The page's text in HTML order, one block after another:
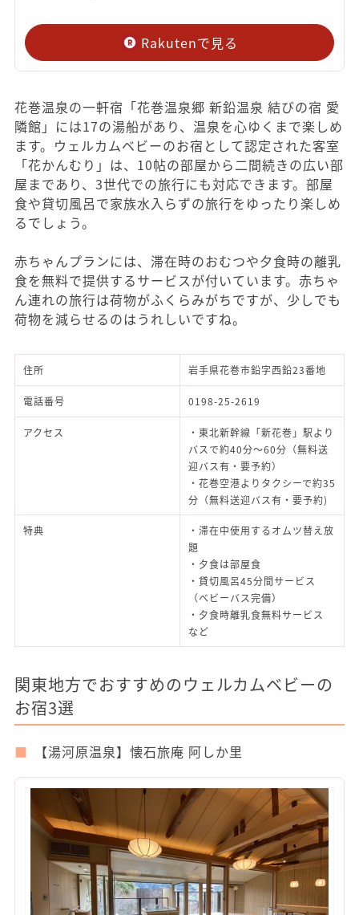
Rakutenで見る
花巻温泉の一軒宿「花巻温泉郷 新鉛温泉 結びの宿 愛
隣館」には17の湯船があり、温泉を心ゆくまで楽しめ
ます。ウェルカムベビーのお宿として認定された客室
「花かんむり」は、10帖の部屋から二間続きの広い部
屋まであり、3世代での旅行にも対応できます。部屋
食や貸切風呂で家族水入らずの旅行をゆったり楽しめ
るでしょう。
赤ちゃんプランには、滞在時のおむつや夕食時の離乳
食を無料で提供するサービスが付いています。赤ちゃ
ん連れの旅行は荷物がふくらみがちですが、少しでも
荷物を減らせるのはうれしいですね。
住所 岩手県花巻市鉛字西鉛23番地
電話番号 0198-25-2619
アクセス
・東北新幹線「新花巻」駅より
バスで約40分～60分（無料送
迎バス有・要予約）
・花巻空港よりタクシーで約35
分（無料送迎バス有・要予約)
特典
・滞在中使用するオムツ替え放
題
・夕食は部屋食
・貸切風呂45分間サービス
（ベビーバス完備）
・夕食時離乳食無料サービス
など
関東地方でおすすめのウェルカムベビーの
お宿3選
【湯河原温泉】懐石旅庵 阿しか里